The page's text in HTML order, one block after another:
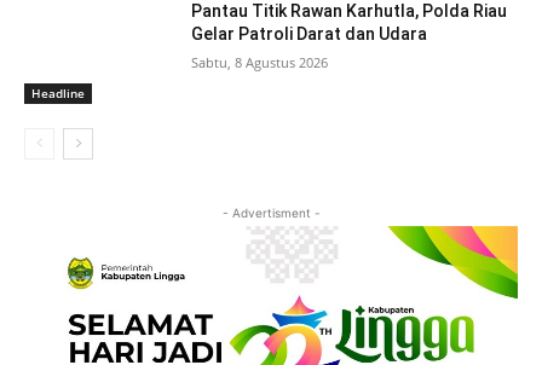
Headline
Pantau Titik Rawan Karhutla, Polda Riau
Gelar Patroli Darat dan Udara
Sabtu, 8 Agustus 2026
- Advertisment -